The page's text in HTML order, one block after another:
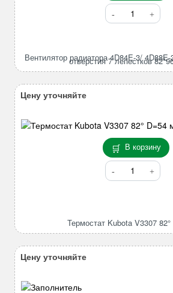
Количество
товара
4D84E-
3/
4D88E-
4TNE88
отверстия
7
лепестков
82*96*420mm
Вентилятор радиатора 4D84E-3/
отверстия 7 лепестков
В корзину
Количество
товара
82°
Термостат Kubota V3307
Цену уточняйте
Цену уточняйте